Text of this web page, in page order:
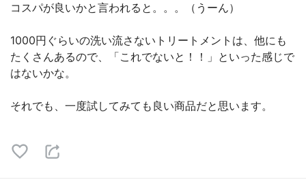
コスパが良いかと言われると。。。（うーん）
1000円ぐらいの洗い流さないトリートメントは、他にも
たくさんあるので、「これでないと！！」といった感じで
はないかな。
それでも、一度試してみても良い商品だと思います。